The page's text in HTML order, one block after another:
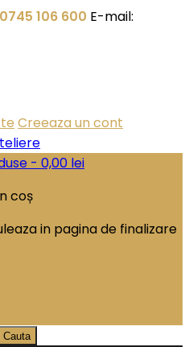
0745 106 600 E-mail:
Creeaza un cont
- 0,00 lei
coș
in pagina de finalizare
Cauta